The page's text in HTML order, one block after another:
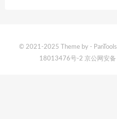
© 2021-2025 Theme by -
18013476号-2 京公网安